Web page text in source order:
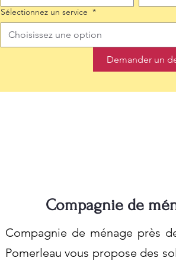
Sélectionnez un service *
Choisissez une option
Demander un
Compagnie de
Compagnie de ménage près
Pomerleau vous propose des